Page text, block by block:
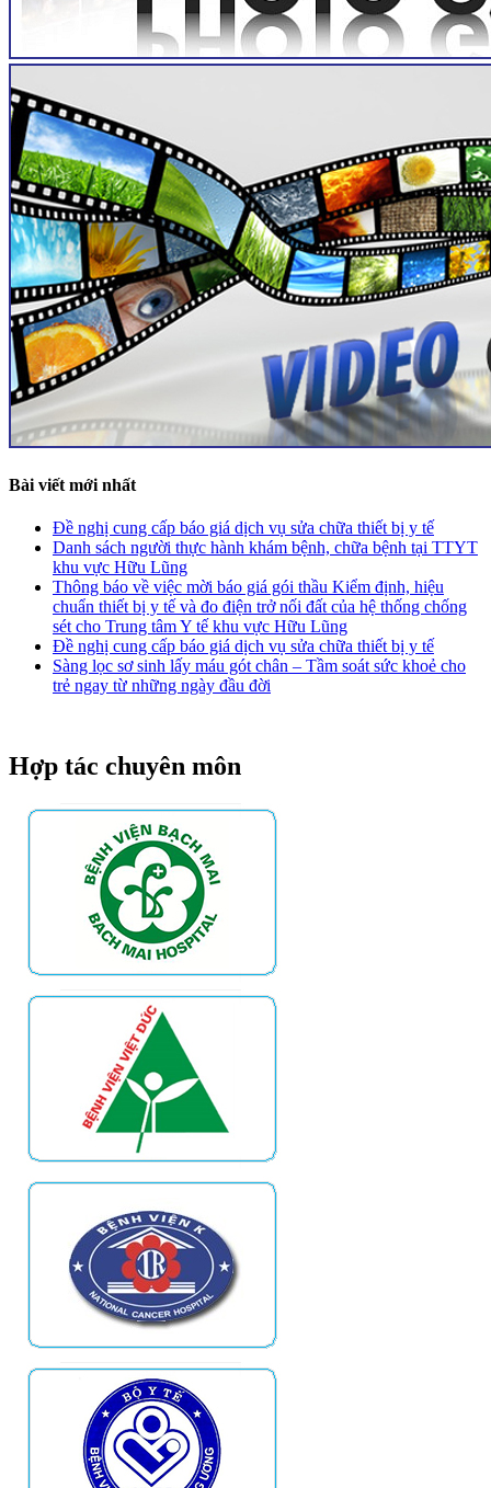
Bài viết mới nhất
Đề nghị cung cấp báo giá dịch vụ sửa chữa thiết bị y tế
Danh sách người thực hành khám bệnh, chữa bệnh tại TTYT
khu vực Hữu Lũng
Thông báo về việc mời báo giá gói thầu Kiểm định, hiệu
chuẩn thiết bị y tế và đo điện trở nối đất của hệ thống chống
sét cho Trung tâm Y tế khu vực Hữu Lũng
Đề nghị cung cấp báo giá dịch vụ sửa chữa thiết bị y tế
Sàng lọc sơ sinh lấy máu gót chân – Tầm soát sức khoẻ cho
trẻ ngay từ những ngày đầu đời
Hợp tác chuyên môn